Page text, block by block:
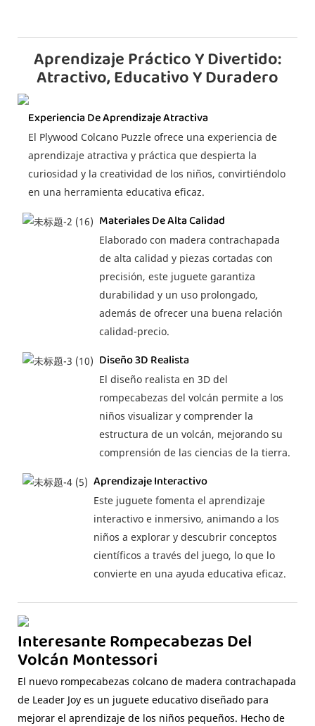
Aprendizaje Práctico Y Divertido:
Atractivo, Educativo Y Duradero
Experiencia De Aprendizaje Atractiva
El Plywood Colcano Puzzle ofrece una experiencia de
aprendizaje atractiva y práctica que despierta la
curiosidad y la creatividad de los niños, convirtiéndolo
en una herramienta educativa eficaz.
Materiales De Alta Calidad
Elaborado con madera contrachapada
de alta calidad y piezas cortadas con
precisión, este juguete garantiza
durabilidad y un uso prolongado,
además de ofrecer una buena relación
calidad-precio.
Diseño 3D Realista
El diseño realista en 3D del
rompecabezas del volcán permite a los
niños visualizar y comprender la
estructura de un volcán, mejorando su
comprensión de las ciencias de la tierra.
Aprendizaje Interactivo
Este juguete fomenta el aprendizaje
interactivo e inmersivo, animando a los
niños a explorar y descubrir conceptos
científicos a través del juego, lo que lo
convierte en una ayuda educativa eficaz.
Interesante Rompecabezas Del
Volcán Montessori
El nuevo rompecabezas colcano de madera contrachapada
de Leader Joy es un juguete educativo diseñado para
mejorar el aprendizaje de los niños pequeños. Hecho de